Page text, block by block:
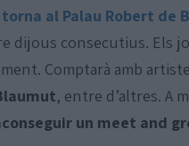
al Palau Robert de
dijous consecutius. Els
Comptarà amb
, entre d’altres. A
un meet and